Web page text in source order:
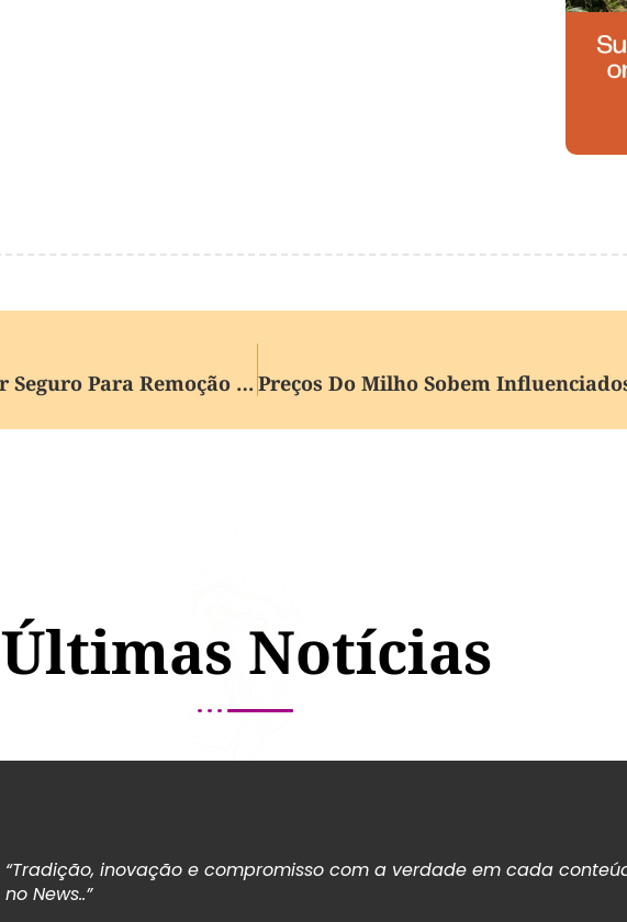
ONU Pede A Criação De Corredor Seguro Para Remoção De Marinheiros No Golfo
Últimas Notícias
“Tradição, inovação e compromisso com a verdade em cada
no News..”